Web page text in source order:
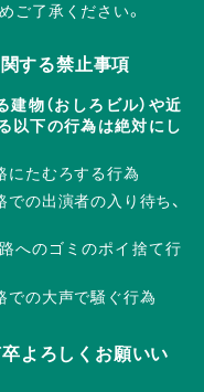
ご了承ください。
する禁止事項
物（おしろビル）や近
以下の行為は絶対にし
にたむろする行為
の出演者の入り待ち、
へのゴミのポイ捨て行
での大声で騒ぐ行為
よろしくお願いい